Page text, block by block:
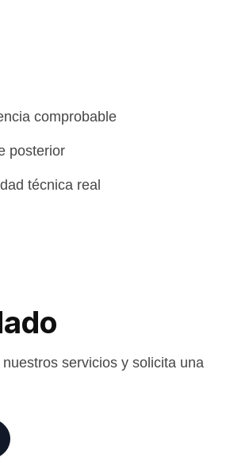
comprobable
posterior
técnica real
servicios y solicita una